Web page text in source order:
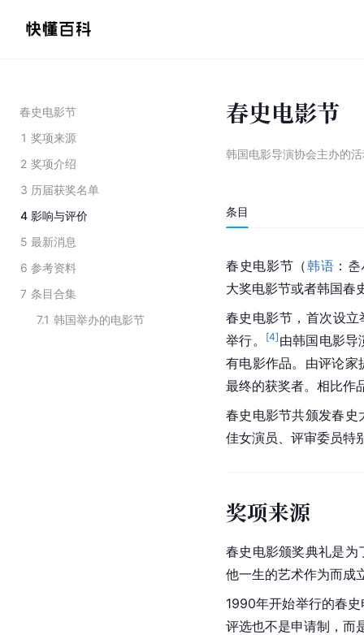
春史电影节
1 奖项来源
2 奖项介绍
3 历届获奖名单
4 影响与评价
5 最新消息
6 参考资料
7 条目合集
7.1 韩国举办的电影节
春史电影节
韩国电影导演协会主办的
条目
春史电影节 （韩语 ：
大奖电影节或者韩国春
春史电影节，首次设
举行。
[4] 由韩国电影导
有电影作品。由评论家
最终的获奖者。相比作
春史电影节共颁发春史
佳女演员、评审委员特
奖项来源
春史电影颁奖典礼是
他一生的艺术作为而成
1990年开始举行的春
评选也不是申请制，而